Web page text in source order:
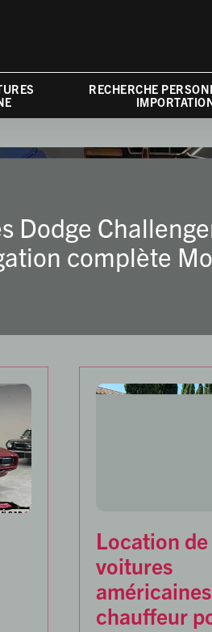
RECHERCHE
Dodge
complète
Location de
voitures
chauffeur